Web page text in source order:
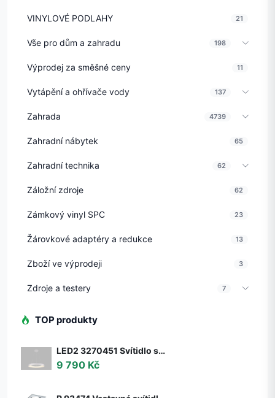
VINYLOVÉ PODLAHY 21
Vše pro dům a zahradu 198
Výprodej za směšné ceny 11
Vytápění a ohřívače vody 137
Zahrada 4739
Zahradní nábytek 65
Zahradní technika 62
Záložní zdroje 62
Zámkový vinyl SPC 23
Žárovkové adaptéry a redukce 13
Zboží ve výprodeji 3
Zdroje a testery 7
TOP produkty
LED2 3270451 Svítidlo stropní závěsné LED2 BELLA 60 P-Z, W 50W 2CCT 3000K/4000K - ON/OFF - nestmívatelné - LED2 Lighting
9 790 Kč